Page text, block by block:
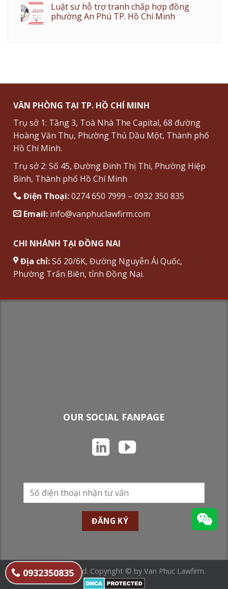
Luật sư hỗ trợ tranh chấp hợp đồng
phường An Phú TP. Hồ Chí Minh
VĂN PHÒNG TẠI TP. HỒ CHÍ MINH
Trụ sở 1: Tầng 3, Toà Nhà The Capital, 68 đường
Hoàng Văn Thụ, Phường Thủ Dầu Một, Thành phố
Hồ Chí Minh.
Trụ sở 2: Số 45, Đường Đinh Thị Thi, Phường Hiệp
Bình, Thành phố Hồ Chí Minh
Điện Thoại:0274 650 7999 – 0932 350 835
Email: info@vanphuclawfirm.com
CHI NHÁNH TẠI ĐỒNG NAI
Địa chỉ:Số 20/6K, Đường Nguyễn Ái Quốc,
Phường Trấn Biên, tỉnh Đồng Nai.
OUR SOCIAL FANPAGE
All Rights Reserved. Copyright © by Van Phuc Lawfirm.
0932350835